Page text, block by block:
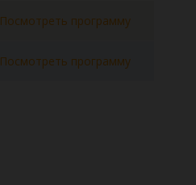
Посмотреть программу
Посмотреть программу